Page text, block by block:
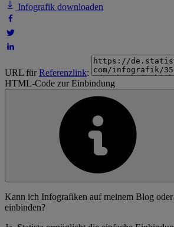
Infografik downloaden
URL fürReferenzlink:
HTML-Code zur Einbindung
Kann ich Infografiken auf meinem Blog oder
einbinden?